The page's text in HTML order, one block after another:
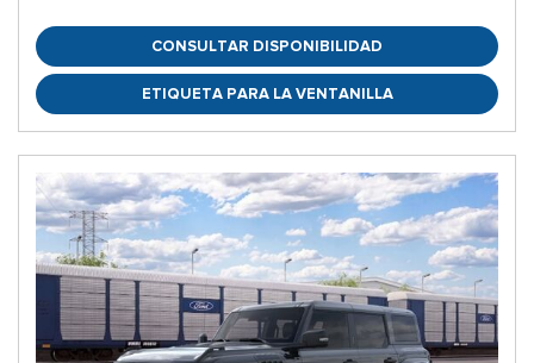
CONSULTAR DISPONIBILIDAD
ETIQUETA PARA LA VENTANILLA